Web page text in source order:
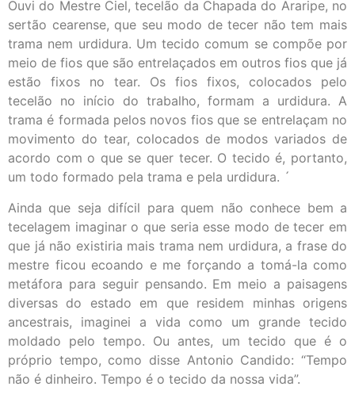
Ouvi do Mestre Ciel, tecelão da Chapada do Araripe, no
sertão cearense, que seu modo de tecer não tem mais
trama nem urdidura. Um tecido comum se compõe por
meio de fios que são entrelaçados em outros fios que já
estão fixos no tear. Os fios fixos, colocados pelo
tecelão no início do trabalho, formam a urdidura. A
trama é formada pelos novos fios que se entrelaçam no
movimento do tear, colocados de modos variados de
acordo com o que se quer tecer. O tecido é, portanto,
um todo formado pela trama e pela urdidura. ´
Ainda que seja difícil para quem não conhece bem a
tecelagem imaginar o que seria esse modo de tecer em
que já não existiria mais trama nem urdidura, a frase do
mestre ficou ecoando e me forçando a tomá-la como
metáfora para seguir pensando. Em meio a paisagens
diversas do estado em que residem minhas origens
ancestrais, imaginei a vida como um grande tecido
moldado pelo tempo. Ou antes, um tecido que é o
próprio tempo, como disse Antonio Candido: “Tempo
não é dinheiro. Tempo é o tecido da nossa vida”.